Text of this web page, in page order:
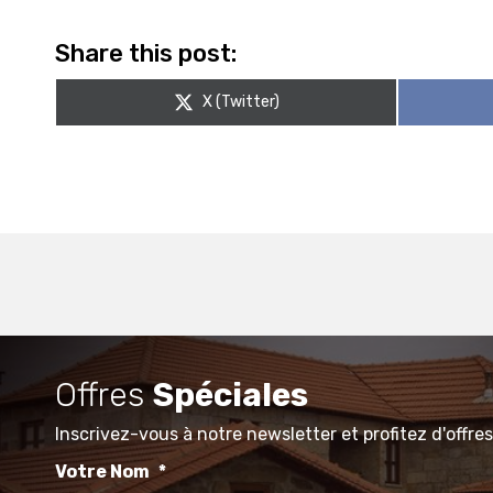
Share this post:
Share
X (Twitter)
OffresSpéciales
Inscrivez-vous à notre newsletter et profitez
Votre Nom *